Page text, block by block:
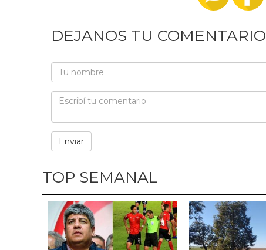
DEJANOS TU COMENTARIO
TOP SEMANAL